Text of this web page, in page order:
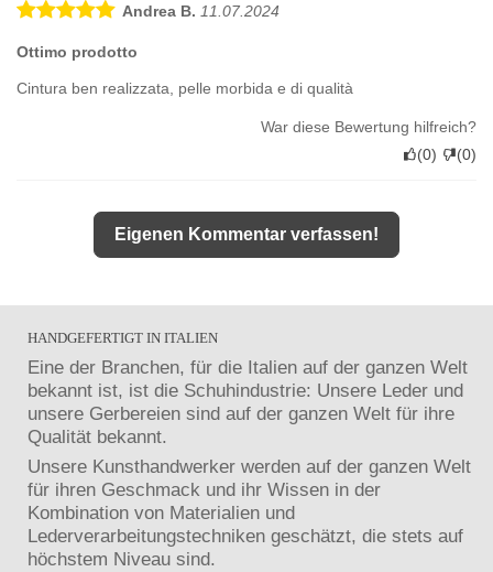
Andrea B. 11.07.2024
Ottimo prodotto
Cintura ben realizzata, pelle morbida e di qualità
War diese Bewertung hilfreich?
(0) (0)
Eigenen Kommentar verfassen!
HANDGEFERTIGT IN ITALIEN
Eine der Branchen, für die Italien auf der ganzen Welt
bekannt ist, ist die Schuhindustrie: Unsere Leder und
unsere Gerbereien sind auf der ganzen Welt für ihre
Qualität bekannt.
Unsere Kunsthandwerker werden auf der ganzen Welt
für ihren Geschmack und ihr Wissen in der
Kombination von Materialien und
Lederverarbeitungstechniken geschätzt, die stets auf
höchstem Niveau sind.